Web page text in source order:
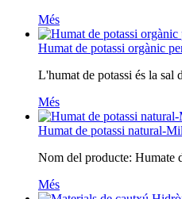
Més
Humat de potassi orgànic
L'humat de potassi és la sal
Més
Humat de potassi natural-
Nom del producte: Humate
Més